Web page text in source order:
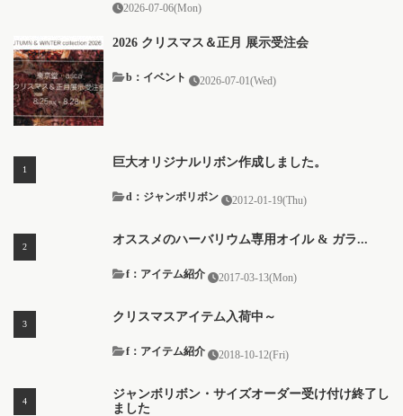
2026-07-06(Mon)
2026 クリスマス＆正月 展示受注会
b：イベント 2026-07-01(Wed)
巨大オリジナルリボン作成しました。
2012-01-19(Thu)
d：ジャンボリボン
オススメのハーバリウム専用オイル & ガラ...
2017-03-13(Mon)
f：アイテム紹介
クリスマスアイテム入荷中～
2018-10-12(Fri)
f：アイテム紹介
ジャンボリボン・サイズオーダー受け付け終了し
ました